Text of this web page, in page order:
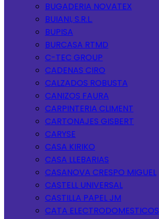
BUGADERIA NOVATEX
BUIANI, S.R.L.
BUPISA
BURCASA RTMD
C-TEC GROUP
CADENAS CIRO
CALZADOS ROBUSTA
CANIZOS FAURA
CARPINTERIA CLIMENT
CARTONAJES GISBERT
CARYSE
CASA KIRIKO
CASA LLEBARIAS
CASANOVA CRESPO MIGUEL
CASTELL UNIVERSAL
CASTILLA PAPEL JM
CATA ELECTRODOMESTICOS